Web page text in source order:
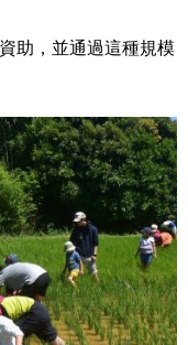
助，並通過這種規模